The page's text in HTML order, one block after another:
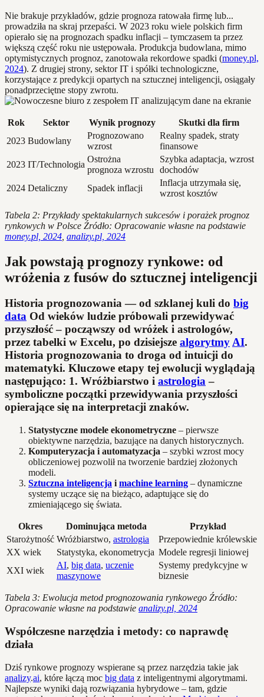
Nie brakuje przykładów, gdzie prognoza ratowała firmę lub...
prowadziła na skraj przepaści. W 2023 roku wiele polskich firm
opierało się na prognozach spadku inflacji – tymczasem ta przez
większą część roku nie ustępowała. Produkcja budowlana, mimo
optymistycznych prognoz, zanotowała rekordowe spadki (money.pl,
2024). Z drugiej strony, sektor IT i spółki technologiczne,
korzystające z predykcji opartych na sztucznej inteligencji, osiągały
ponadprzeciętne stopy zwrotu.
Rok Sektor Wynik prognozy
Skutki dla firm
2023 Budowlany
Prognozowano
wzrost
Realny spadek, straty
finansowe
2023 IT/Technologia
Ostrożna
prognoza wzrostu
Szybka adaptacja, wzrost
dochodów
2024 Detaliczny Spadek inflacji
Inflacja utrzymała się,
wzrost kosztów
Tabela 2: Przykłady spektakularnych sukcesów i porażek prognoz
rynkowych w Polsce Źródło: Opracowanie własne na podstawie
money.pl, 2024 analizy.pl, 2024
Jak powstają prognozy rynkowe: od
wróżenia z fusów do sztucznej inteligencji
Historia prognozowania — od szklanej kuli do big
data Od wieków ludzie próbowali przewidywać
przyszłość – począwszy od wróżek i astrologów,
przez tabelki w Excelu, po dzisiejsze algorytmyAI.
Historia prognozowania to droga od intuicji do
matematyki. Kluczowe etapy tej ewolucji wyglądają
następująco: 1. Wróżbiarstwo i astrologia–
symboliczne początki przewidywania przyszłości
opierające się na interpretacji znaków.
Statystyczne modele ekonometryczne – pierwsze
obiektywne narzędzia, bazujące na danych historycznych.
Komputeryzacja i automatyzacja – szybki wzrost mocy
obliczeniowej pozwolił na tworzenie bardziej złożonych
modeli.
Sztuczna inteligencja i machine learning – dynamiczne
systemy uczące się na bieżąco, adaptujące się do
zmieniającego się świata.
Okres Dominująca metoda
Przykład
Starożytność Wróżbiarstwo, astrologia
Przepowiednie królewskie
XX wiek
Statystyka, ekonometrycja Modele regresji liniowej
XXI wiek
AI, big data, uczenie
maszynowe
Systemy predykcyjne w
biznesie
Tabela 3: Ewolucja metod prognozowania rynkowego Źródło:
Opracowanie własne na podstawie analizy.pl, 2024
Współczesne narzędzia i metody: co naprawdę
działa
Dziś rynkowe prognozy wspierane są przez narzędzia takie jak
analizy.ai, które łączą moc big data z inteligentnymi algorytmami.
Najlepsze wyniki dają rozwiązania hybrydowe – tam, gdzie